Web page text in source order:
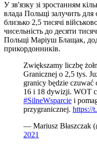
У зв'язку зі зростанням
влада Польщі залучить
близько 2,5 тисячі
чисельність до десяти
Польщі Маріуш Блащак,
прикордонників.
Zwiększamy liczbę
Granicznej o 2,5 tys.
granicy będzie czuwać
16 i 18 dywizji. WOT
#SilneWsparcie i
przygranicznej. https://
— Mariusz Błaszczak
2021